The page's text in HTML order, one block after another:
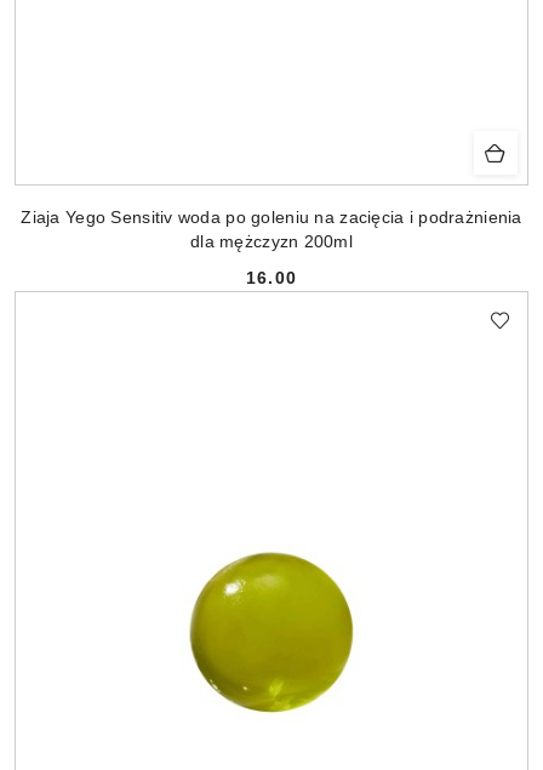
Ziaja Yego Sensitiv woda po goleniu na zacięcia i podrażnienia
dla mężczyzn 200ml
Cena:
16.00